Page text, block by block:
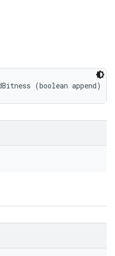
(boolean append)